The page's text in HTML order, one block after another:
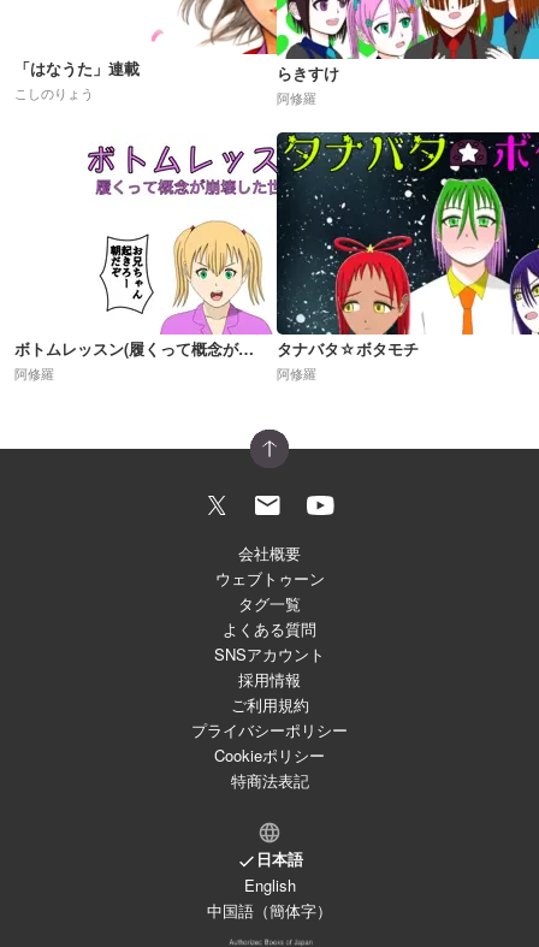
「はなうた」連載
こしのりょう
らきすけ
阿修羅
ボトムレッスン(履くって概念が崩壊した世界)R18
阿修羅
タナバタ☆ボタモチ
阿修羅
会社概要
ウェブトゥーン
タグ一覧
よくある質問
SNSアカウント
採用情報
ご利用規約
プライバシーポリシー
Cookieポリシー
特商法表記
日本語
English
中国語（簡体字）